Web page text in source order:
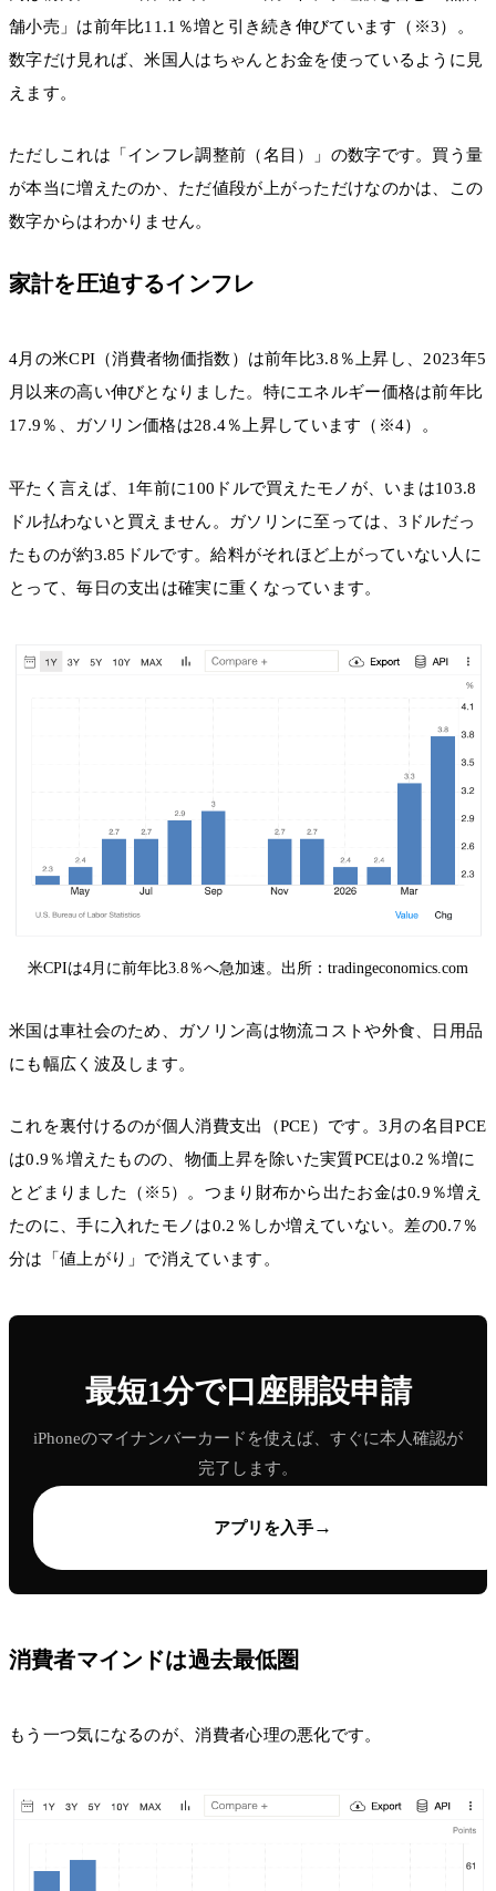
舗小売」は前年比11.1％増と引き続き伸びています（※3）。
数字だけ見れば、米国人はちゃんとお金を使っているように見
えます。
ただしこれは「インフレ調整前（名目）」の数字です。買う量
が本当に増えたのか、ただ値段が上がっただけなのかは、この
数字からはわかりません。
家計を圧迫するインフレ
4月の米CPI（消費者物価指数）は前年比3.8％上昇し、2023年5
月以来の高い伸びとなりました。特にエネルギー価格は前年比
17.9％、ガソリン価格は28.4％上昇しています（※4）。
平たく言えば、1年前に100ドルで買えたモノが、いまは103.8
ドル払わないと買えません。ガソリンに至っては、3ドルだっ
たものが約3.85ドルです。給料がそれほど上がっていない人に
とって、毎日の支出は確実に重くなっています。
米CPIは4月に前年比3.8％へ急加速。出所：tradingeconomics.com
米国は車社会のため、ガソリン高は物流コストや外食、日用品
にも幅広く波及します。
これを裏付けるのが個人消費支出（PCE）です。3月の名目PCE
は0.9％増えたものの、物価上昇を除いた実質PCEは0.2％増に
とどまりました（※5）。つまり財布から出たお金は0.9％増え
たのに、手に入れたモノは0.2％しか増えていない。差の0.7％
分は「値上がり」で消えています。
最短1分で口座開設申請
iPhoneのマイナンバーカードを使えば、すぐに本人確認が
完了します。
アプリを入手→
消費者マインドは過去最低圏
もう一つ気になるのが、消費者心理の悪化です。